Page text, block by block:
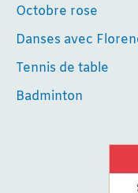
Octobre rose
Danses avec
Tennis de table
Badminton